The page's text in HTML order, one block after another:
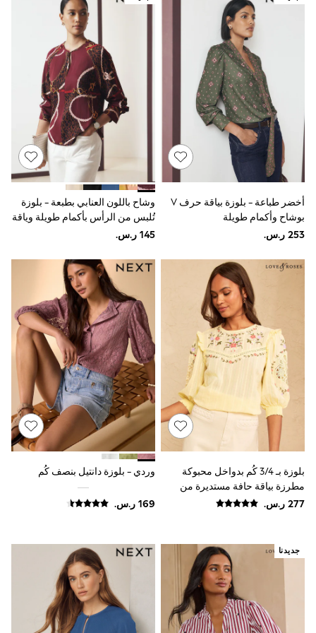
Sets & Outfits
Linen Collection
Swimwear & Beachwear
Tops & T-Shirts
Sandals & Sliders
Jumpsuits & Playsuits
Shorts & Skirts
Sun Safe
Sun Hats & Caps
Sunglasses
Women's Holiday Shop
Women's Travel Styles
Dresses
Occasionwear
Tops & T-Shirts
Cover Ups & Kaftans
Jumpsuits & Playsuits
Beachwear
Skirts
Trousers
Sunglasses
Sun Hats & Caps
Resort Styles
Boys' Holiday Shop
Boys' Travel Styles
Sunset Styles
Occasionwear
Sets & Outfits
Linen Collection
Tops & T-Shirts
Swimwear
Shorts
Sandals & Clogs
Sun Hats & Caps
Sunglasses
Baby Holiday Shop
Baby Summer Nightwear
Occasionwear
Dresses
Sets & Outfits
أخضر طباعة - بلوزة بياقة حرف V
بوشاح وأكمام طويلة
وشاح باللون العنابي بطبعة - بلوزة
تُلبس من الرأس بأكمام طويلة وياقة
حرف V
بلوزة بـ 3/4 كُم بدواخل محبوكة
مطرزة بياقة حافة مستديرة من
Love & Roses
وردي - بلوزة دانتيل بنصف كُم
جديدنا